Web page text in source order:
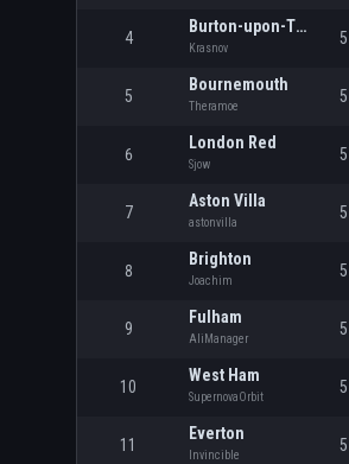
4
Burton-upon-Trent
Krasnov
5
5
Bournemouth
Theramoe
5
6
London Red
Sjow
5
7
Aston Villa
astonvilla
5
8
Brighton
Joachim
5
9
Fulham
AliManager
5
10
West Ham
SupernovaOrbit
5
11
Everton
Invincible
5